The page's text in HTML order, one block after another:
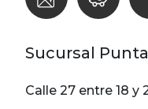
Sucursal
Calle 27 entre 18 y